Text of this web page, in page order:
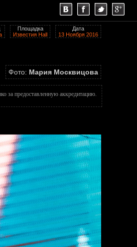
Дата
13 Ноября 2016
Площадка
Известия Hall
Фото: Мария Москвицова
за предоставленную аккредитацию.